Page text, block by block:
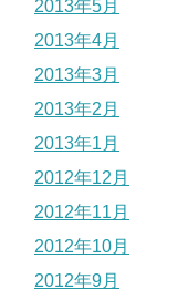
2013年5月
2013年4月
2013年3月
2013年2月
2013年1月
2012年12月
2012年11月
2012年10月
2012年9月